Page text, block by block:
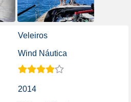
Veleiros
Wind Náutica
2014